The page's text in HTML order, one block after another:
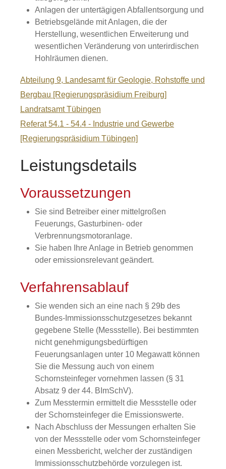
Anlagen der untertägigen Abfallentsorgung und
Betriebsgelände mit Anlagen, die der
Herstellung, wesentlichen Erweiterung und
wesentlichen Veränderung von unterirdischen
Hohlräumen dienen.
Abteilung 9, Landesamt für Geologie, Rohstoffe und
Bergbau [Regierungspräsidium Freiburg]
Landratsamt Tübingen
Referat 54.1 - 54.4 - Industrie und Gewerbe
[Regierungspräsidium Tübingen]
Leistungsdetails
Voraussetzungen
Sie sind Betreiber einer mittelgroßen
Feuerungs, Gasturbinen- oder
Verbrennungsmotoranlage.
Sie haben Ihre Anlage in Betrieb genommen
oder emissionsrelevant geändert.
Verfahrensablauf
Sie wenden sich an eine nach § 29b des
Bundes-Immissionsschutzgesetzes bekannt
gegebene Stelle (Messstelle). Bei bestimmten
nicht genehmigungsbedürftigen
Feuerungsanlagen unter 10 Megawatt können
Sie die Messung auch von einem
Schornsteinfeger vornehmen lassen (§ 31
Absatz 9 der 44. BImSchV).
Zum Messtermin ermittelt die Messstelle oder
der Schornsteinfeger die Emissionswerte.
Nach Abschluss der Messungen erhalten Sie
von der Messstelle oder vom Schornsteinfeger
einen Messbericht, welcher der zuständigen
Immissionsschutzbehörde vorzulegen ist.